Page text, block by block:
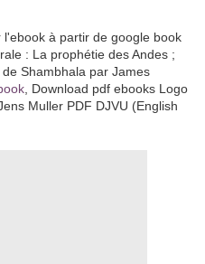
à partir de google book
: La prophétie des Andes ;
Shambhala par James
, Download pdf ebooks Logo
Muller PDF DJVU (English